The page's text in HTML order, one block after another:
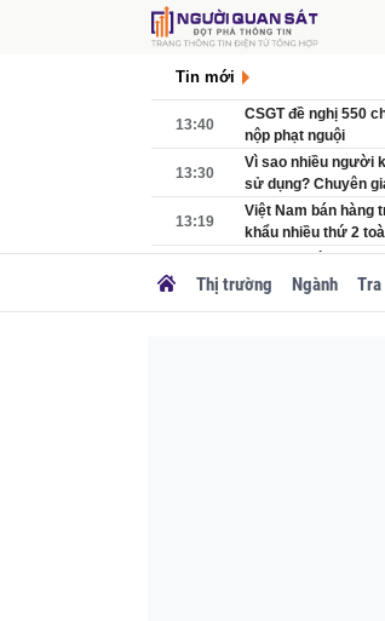
Tin mới
CSGT đề nghị 550
nộp phạt nguội
13:40
Vì sao nhiều người
sử dụng? Chuyên
13:30
Việt Nam bán hàng
khẩu nhiều thứ 2
13:19
Khởi tố Phùng
hơn 120 tỷ đồng
Kho bạc Nhà nước
Thị trường Ngành Tra